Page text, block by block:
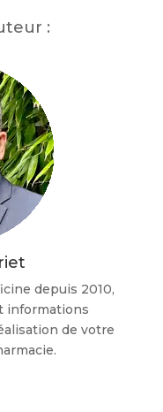
:
depuis 2010,
informations
de votre